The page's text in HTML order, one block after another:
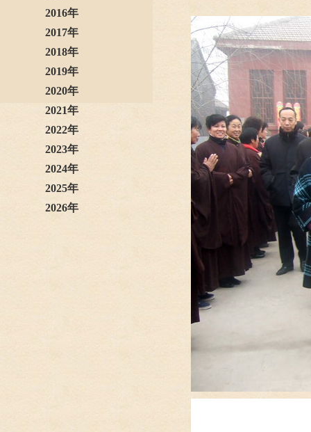
2016年
2017年
2018年
2019年
2020年
2021年
2022年
2023年
2024年
2025年
2026年